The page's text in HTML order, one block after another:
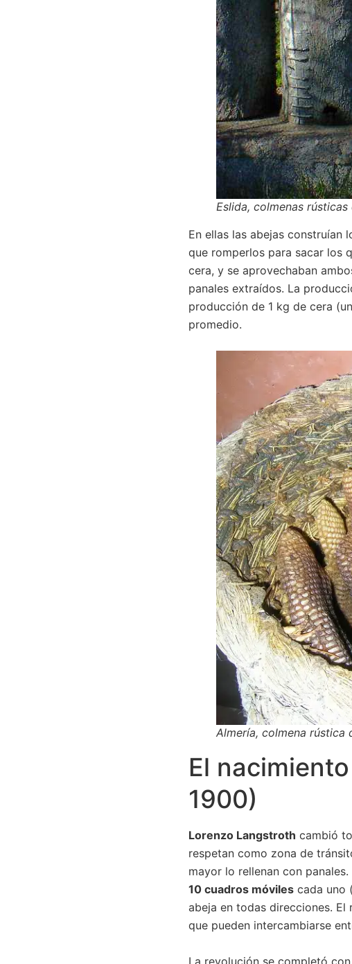
Eslida, colmenas
En ellas las abejas construían
que romperlos para sacar los
cera, y se aprovechaban
panales extraídos. La
producción de 1 kg de cera
promedio.
Almería, colmena rústica
El
1900)
Lorenzo Langstroth cambió
respetan como zona de
mayor lo rellenan con
10 cuadros móviles cada uno
abeja en todas direcciones. El
que pueden intercambiarse
La revolución se completó